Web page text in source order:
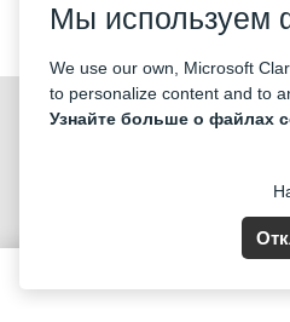
©2026 «Mticket Sp. z
Мы принимаем:
Мы используем
We use our own, Microsoft
to personalize content and to
Узнайте больше о файлах